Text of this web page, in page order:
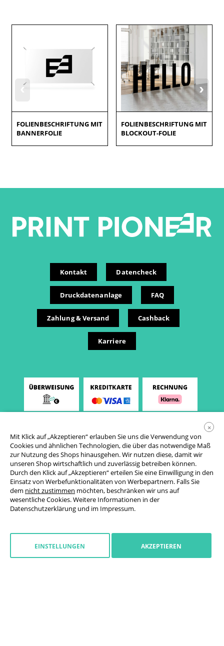
‹ ›
FOLIENBESCHRIFTUNG MIT
BANNERFOLIE
FOLIENBESCHRIFTUNG MIT
BLOCKOUT-FOLIE
Kontakt Datencheck
Druckdatenanlage FAQ
Zahlung & Versand Cashback
Karriere
AGB
Datenschutzerklärung
Widerrufsrecht
×
Mit Klick auf „Akzeptieren“ erlauben Sie uns die Verwendung von
Cookies und ähnlichen Technologien, die über das notwendige Maß
zur Nutzung des Shops hinausgehen. Wir nutzen diese, damit wir
unseren Shop wirtschaftlich und zuverlässig betreiben können.
Durch den Klick auf „Akzeptieren“ erteilen Sie eine Einwilligung in den
Einsatz von Werbefunktionalitäten von Werbepartnern. Falls Sie
dem nicht zustimmen möchten, beschränken wir uns auf
wesentliche Cookies. Weitere Informationen in der
Datenschutzerklärung und im Impressum.
EINSTELLUNGEN AKZEPTIEREN